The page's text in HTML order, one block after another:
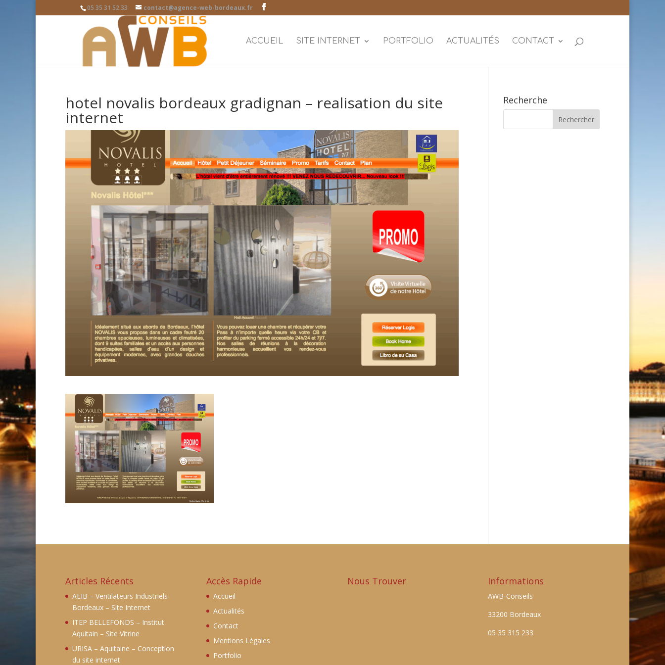
05 35 31 52 33 contact@agence-web-bordeaux.fr
ACCUEIL SITE INTERNET PORTFOLIO ACTUALITÉS CONTACT
hotel novalis bordeaux gradignan – realisation du site
internet
Recherche
Articles Récents
AEIB – Ventilateurs Industriels
Bordeaux – Site Internet
ITEP BELLEFONDS – Institut
Aquitain – Site Vitrine
URISA – Aquitaine – Conception
du site internet
Accès Rapide
Accueil
Actualités
Contact
Mentions Légales
Portfolio
Nous Trouver Informations
AWB-Conseils
33200 Bordeaux
05 35 315 233